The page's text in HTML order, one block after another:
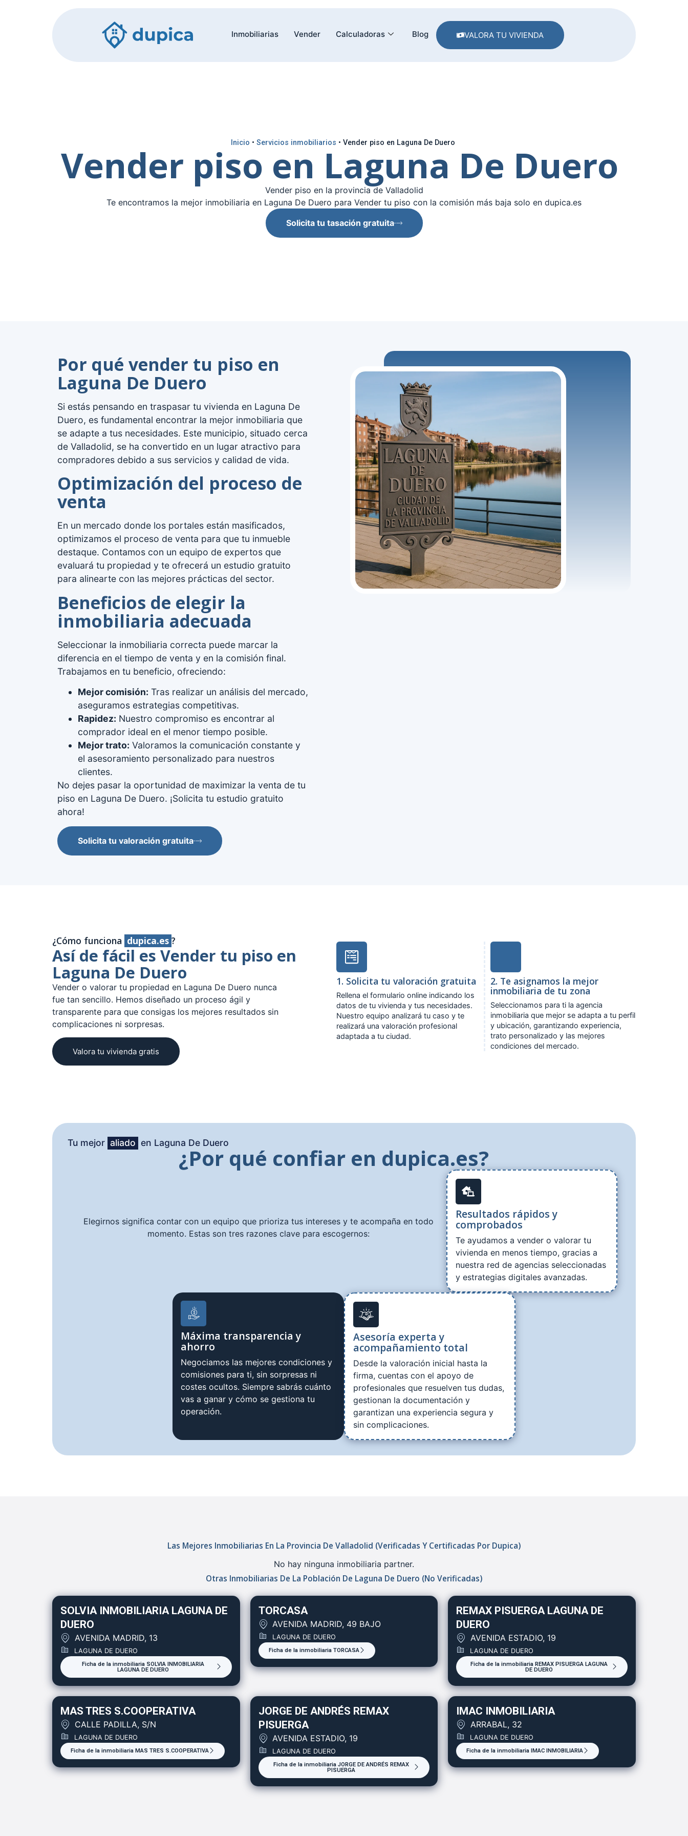
Inmobiliarias Vender Calculadoras Blog VALORA TU VIVIENDA
Inicio • Servicios inmobiliarios • Vender piso en Laguna De Duero
Vender piso en Laguna De Duero
Vender piso en la provincia de Valladolid
Te encontramos la mejor inmobiliaria en Laguna De Duero para Vender tu piso con la comisión más baja solo en dupica.es
Solicita tu tasación gratuita
Por qué vender tu piso en
Laguna De Duero
Si estás pensando en traspasar tu vivienda en Laguna De
Duero, es fundamental encontrar la mejor inmobiliaria que
se adapte a tus necesidades. Este municipio, situado cerca
de Valladolid, se ha convertido en un lugar atractivo para
compradores debido a sus servicios y calidad de vida.
Optimización del proceso de
venta
En un mercado donde los portales están masificados,
optimizamos el proceso de venta para que tu inmueble
destaque. Contamos con un equipo de expertos que
evaluará tu propiedad y te ofrecerá un estudio gratuito
para alinearte con las mejores prácticas del sector.
Beneficios de elegir la
inmobiliaria adecuada
Seleccionar la inmobiliaria correcta puede marcar la
diferencia en el tiempo de venta y en la comisión final.
Trabajamos en tu beneficio, ofreciendo:
Mejor comisión: Tras realizar un análisis del mercado,
aseguramos estrategias competitivas.
Rapidez: Nuestro compromiso es encontrar al
comprador ideal en el menor tiempo posible.
Mejor trato: Valoramos la comunicación constante y
el asesoramiento personalizado para nuestros
clientes.
No dejes pasar la oportunidad de maximizar la venta de tu
piso en Laguna De Duero. ¡Solicita tu estudio gratuito
ahora!
Solicita tu valoración gratuita
¿Cómo funciona dupica.es ?
Así de fácil es Vender tu piso en
Laguna De Duero
Vender o valorar tu propiedad en Laguna De Duero nunca
fue tan sencillo. Hemos diseñado un proceso ágil y
transparente para que consigas los mejores resultados sin
complicaciones ni sorpresas.
Valora tu vivienda gratis
1. Solicita tu valoración gratuita
Rellena el formulario online indicando los
datos de tu vivienda y tus necesidades.
Nuestro equipo analizará tu caso y te
realizará una valoración profesional
adaptada a tu ciudad.
2. Te asignamos la mejor
inmobiliaria de tu zona
Seleccionamos para ti la agencia
inmobiliaria que mejor se adapta a tu perfil
y ubicación, garantizando experiencia,
trato personalizado y las mejores
condiciones del mercado.
Tu mejor aliado en Laguna De Duero
¿Por qué confiar en dupica.es?
Elegirnos significa contar con un equipo que prioriza tus intereses y te acompaña en todo
momento. Estas son tres razones clave para escogernos:
Resultados rápidos y
comprobados
Te ayudamos a vender o valorar tu
vivienda en menos tiempo, gracias a
nuestra red de agencias seleccionadas
y estrategias digitales avanzadas.
Máxima transparencia y
ahorro
Negociamos las mejores condiciones y
comisiones para ti, sin sorpresas ni
costes ocultos. Siempre sabrás cuánto
vas a ganar y cómo se gestiona tu
operación.
Asesoría experta y
acompañamiento total
Desde la valoración inicial hasta la
firma, cuentas con el apoyo de
profesionales que resuelven tus dudas,
gestionan la documentación y
garantizan una experiencia segura y
sin complicaciones.
Las Mejores Inmobiliarias En La Provincia De Valladolid (verificadas Y Certificadas Por Dupica)
No hay ninguna inmobiliaria partner.
Otras Inmobiliarias De La Población De Laguna De Duero (no Verificadas)
SOLVIA INMOBILIARIA LAGUNA DE
DUERO
AVENIDA MADRID, 13
LAGUNA DE DUERO
Ficha de la inmobiliaria SOLVIA INMOBILIARIA
LAGUNA DE DUERO
TORCASA
AVENIDA MADRID, 49 BAJO
LAGUNA DE DUERO
Ficha de la inmobiliaria TORCASA
REMAX PISUERGA LAGUNA DE
DUERO
AVENIDA ESTADIO, 19
LAGUNA DE DUERO
Ficha de la inmobiliaria REMAX PISUERGA LAGUNA
DE DUERO
MAS TRES S.COOPERATIVA
CALLE PADILLA, S/N
LAGUNA DE DUERO
Ficha de la inmobiliaria MAS TRES S.COOPERATIVA
JORGE DE ANDRÉS REMAX
PISUERGA
AVENIDA ESTADIO, 19
LAGUNA DE DUERO
Ficha de la inmobiliaria JORGE DE ANDRÉS REMAX
PISUERGA
IMAC INMOBILIARIA
ARRABAL, 32
LAGUNA DE DUERO
Ficha de la inmobiliaria IMAC INMOBILIARIA